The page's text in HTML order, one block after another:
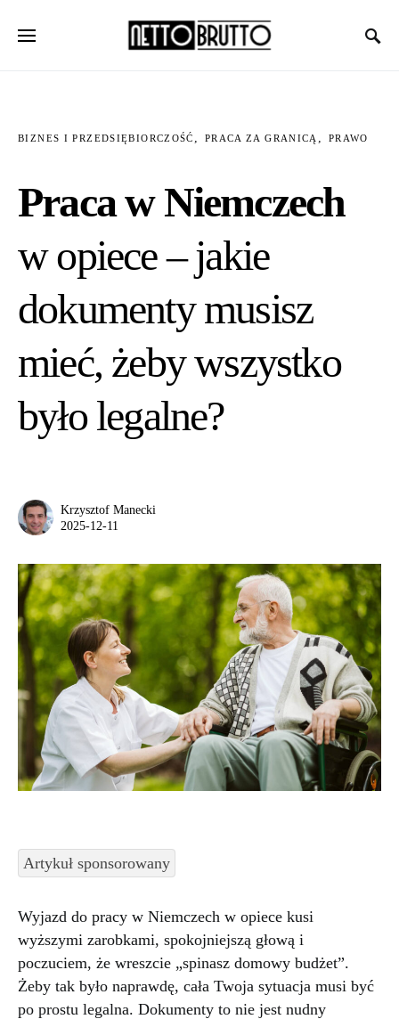
BIZNES I PRZEDSIĘBIORCZOŚĆ PRACA ZA GRANICĄ PRAWO
Praca w Niemczech
w opiece – jakie
dokumenty musisz
mieć, żeby wszystko
było legalne?
Krzysztof Manecki
2025-12-11
Artykuł sponsorowany
Wyjazd do pracy w Niemczech w opiece kusi
wyższymi zarobkami, spokojniejszą głową i
poczuciem, że wreszcie „spinasz domowy budżet”.
Żeby tak było naprawdę, cała Twoja sytuacja musi być
po prostu legalna. Dokumenty to nie jest nudny